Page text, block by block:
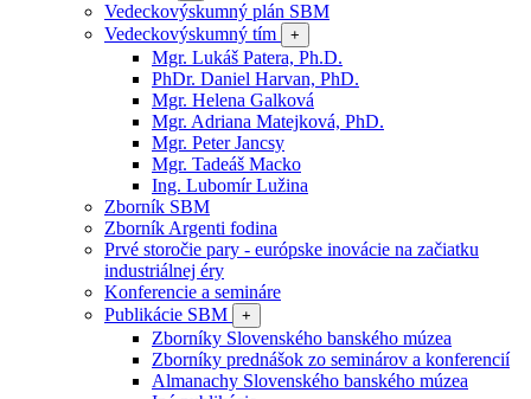
Vedeckovýskumný plán SBM
Vedeckovýskumný tím
+
Mgr. Lukáš Patera, Ph.D.
PhDr. Daniel Harvan, PhD.
Mgr. Helena Galková
Mgr. Adriana Matejková, PhD.
Mgr. Peter Jancsy
Mgr. Tadeáš Macko
Ing. Lubomír Lužina
Zborník SBM
Zborník Argenti fodina
Prvé storočie pary - európske inovácie na začiatku
industriálnej éry
Konferencie a semináre
Publikácie SBM
+
Zborníky Slovenského banského múzea
Zborníky prednášok zo seminárov a konferencií
Almanachy Slovenského banského múzea